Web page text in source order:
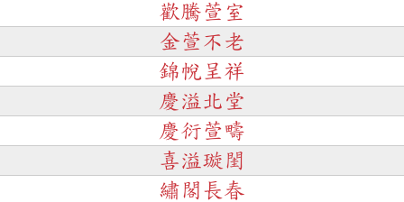
歡騰萱室
金萱不老
錦帨呈祥
慶溢北堂
慶衍萱疇
喜溢璇閨
繡閣長春